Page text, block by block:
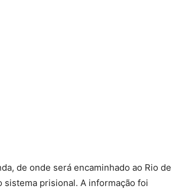
de onde será encaminhado ao Rio de
prisional. A informação foi